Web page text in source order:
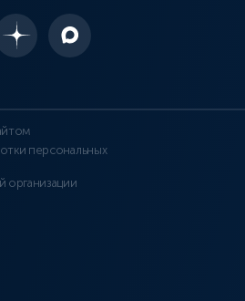
персональных
организации